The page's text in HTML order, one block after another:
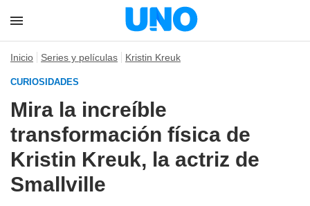
Inicio Series y películas Kristin Kreuk
CURIOSIDADES
Mira la increíble
transformación física de
Kristin Kreuk, la actriz de
Smallville